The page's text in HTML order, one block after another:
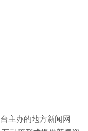
主办的地方新闻网